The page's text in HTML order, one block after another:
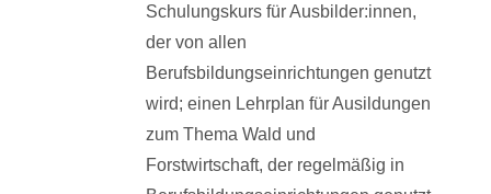
Schulungskurs für Ausbilder:innen,
der von allen
Berufsbildungseinrichtungen genutzt
wird; einen Lehrplan für Ausildungen
zum Thema Wald und
Forstwirtschaft, der regelmäßig in